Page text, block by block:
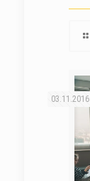
03.11.2016